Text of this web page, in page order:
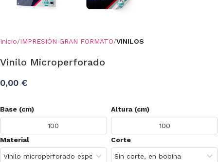
Inicio IMPRESIÓN GRAN FORMATO VINILOS
Vinilo Microperforado
0,00 €
Base (cm) Altura (cm)
Material Corte